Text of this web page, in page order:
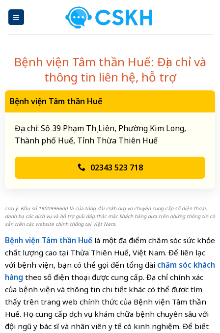
Bệnh viện Tâm thần Huế: Địa chỉ và
thông tin liên hệ, hỗ trợ
Bệnh viện Tâm thần Huế
Địa chỉ: Số 39 Phạm Thị Liên, Phường Kim Long,
Thành phố Huế, Tỉnh Thừa Thiên Huế
02343 523 718
Lưu ý: Đầu số 1900996600 là của tổng đài cskh.org.vn chuyên cung cấp số điện thoại,
danh bạ các dịch vụ và hỗ trợ giải đáp thắc mắc khách hàng dựa trên những thông tin có
sẵn trên các website chính thống tại Việt Nam.
Bệnh viện Tâm thần Huếlà một địa điểm chăm sóc sức khỏe
chất lượng cao tại Thừa Thiên Huế, Việt Nam. Để liên lạc
với bệnh viện, bạn có thể gọi đến tổng đài chăm sóc khách
hàng theo số điện thoại được cung cấp. Địa chỉ chính xác
của bệnh viện và thông tin chi tiết khác có thể được tìm
thấy trên trang web chính thức của Bệnh viện Tâm thần
Huế. Họ cung cấp dịch vụ khám chữa bệnh chuyên sâu với
đội ngũ y bác sĩ và nhân viên y tế có kinh nghiệm. Để biết